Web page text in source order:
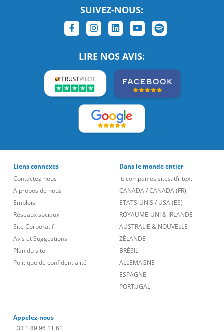
SUIVEZ-NOUS:
LIRE NOS AVIS:
Liens connexes
Contactez-nous
À propos de nous
Emplois
Réseaux sociaux
Site Corporatif
Avis et Suggestions
Plan du site
Politique de confidentialité
Dans le monde entier
lt::companies.sites.ltfr.text
CANADA/CANADA (FR)
ETATS-UNIS / USA (ES)
ROYAUME-UNI & IRLANDE
AUSTRALIE & NOUVELLE-
ZÉLANDE
BRÉSIL
ALLEMAGNE
ESPAGNE
PORTUGAL
Appelez-nous
+33 1 89 96 11 61